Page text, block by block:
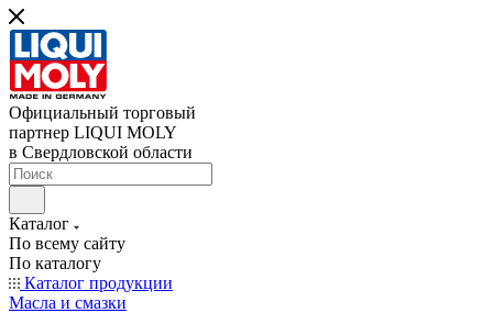
Официальный торговый
партнер LIQUI MOLY
в Свердловской области
Каталог
По всему сайту
По каталогу
Каталог продукции
Масла и смазки